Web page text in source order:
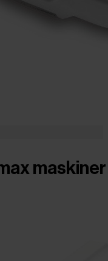
maskiner